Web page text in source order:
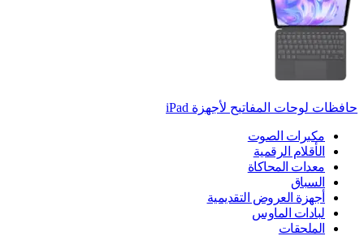
حافظات لوحات المفاتيح لأجهزة ‏iPad
مكبرات الصوت
الأقلام الرقمية
معدات المحاكاة
السباق
أجهزة العروض التقديمية
لبادات الماوس
الملحقات